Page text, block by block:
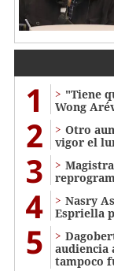
1
"Tiene
Wong
2
Otro
vigor el
3
4
Nasry
Espriella
5
audiencia
tampoco